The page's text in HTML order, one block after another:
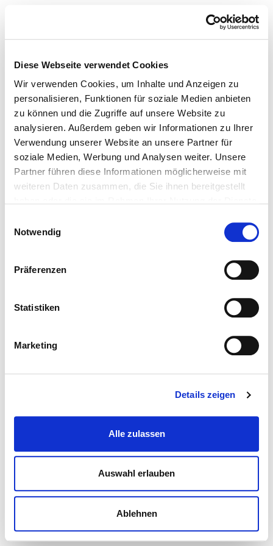
Diese Webseite verwendet Cookies
Wir verwenden Cookies, um Inhalte und Anzeigen zu
personalisieren, Funktionen für soziale Medien anbieten
zu können und die Zugriffe auf unsere Website zu
analysieren. Außerdem geben wir Informationen zu Ihrer
Verwendung unserer Website an unsere Partner für
soziale Medien, Werbung und Analysen weiter. Unsere
Partner führen diese Informationen möglicherweise mit
weiteren Daten zusammen, die Sie ihnen bereitgestellt
Notwendig
Präferenzen
Statistiken
Marketing
Details zeigen
Alle zulassen
Auswahl erlauben
Ablehnen